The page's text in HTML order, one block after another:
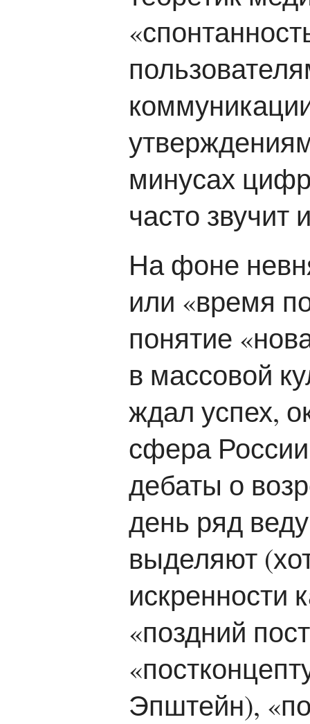
минусах
часто
На фоне
или «время
понятие
в массовой
ждал успех,
сфера
дебаты о
день ряд
выделяют
искренности
«поздний
Эпштейн),